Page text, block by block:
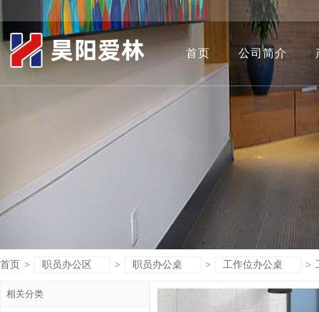
首页 公司简介
首页 > 职员办公区 > 职员办公桌 > 工作位办公桌 >
相关分类